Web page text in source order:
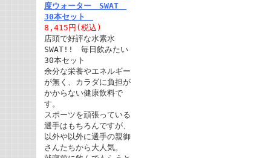
度ウォーター SWAT
30本セット
8,415円(税込)
店頭で好評な水素水
SWAT!! 毎日飲みたい
30本セット
余分な栄養やエネルギー
が無く、カラダに負担が
かからない健康飲料で
す。
スポーツを頑張っている
選手はもちろんですが、
以外や以外に選手の親御
さんたちから大人気。